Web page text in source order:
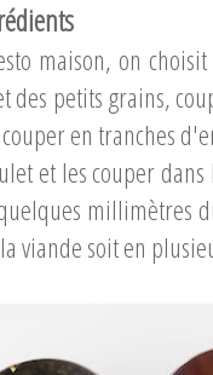
maison, on
des petits grains,
en tranches
et les couper
millimètres
viande soit en